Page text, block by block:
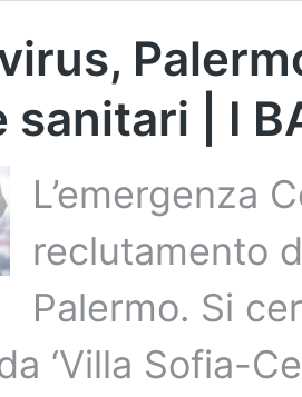
sanitari | I
L’emergenza
reclutamento
Palermo. Si
‘Villa Sofia-